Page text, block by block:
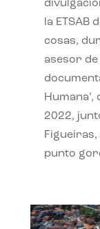
la
cosas,
asesor
2022,
Figueiras,
punto